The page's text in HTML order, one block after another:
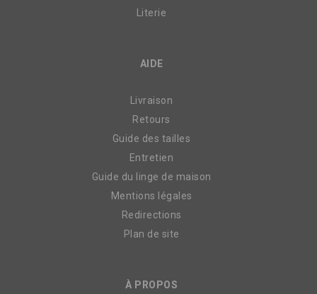
Literie
AIDE
Livraison
Retours
Guide des tailles
Entretien
Guide du linge de maison
Mentions légales
Redirections
Plan de site
À PROPOS